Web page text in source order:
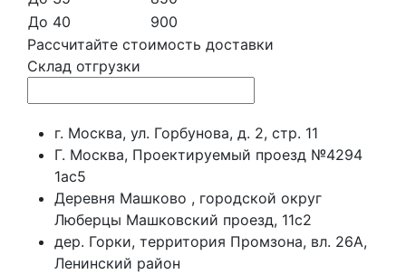
До 40
900
Рассчитайте стоимость доставки
Склад отгрузки
г. Москва, ул. Горбунова, д. 2, стр. 11
Г. Москва, Проектируемый проезд №4294
1ас5
Деревня Машково , городской округ
Люберцы Машковский проезд, 11с2
дер. Горки, территория Промзона, вл. 26А,
Ленинский район